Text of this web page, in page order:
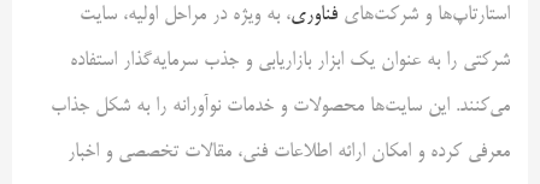
استارتاپ‌ها و شرکت‌های فناوری، به ویژه در مراحل اولیه، سایت
شرکتی را به عنوان یک ابزار بازاریابی و جذب سرمایه‌گذار استفاده
می‌کنند. این سایت‌ها محصولات و خدمات نوآورانه را به شکل جذاب
معرفی کرده و امکان ارائه اطلاعات فنی، مقالات تخصصی و اخبار